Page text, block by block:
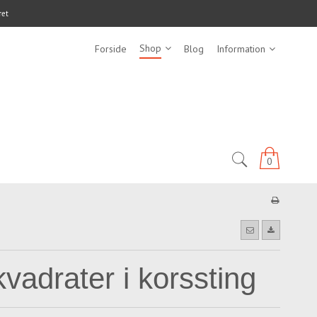
Forside Shop Blog Information
0
i korssting